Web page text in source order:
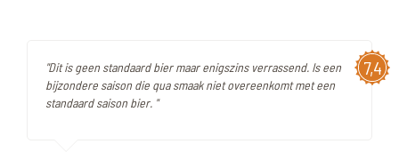
7,4
"Dit is geen standaard bier maar enigszins verrassend. Is een
bijzondere saison die qua smaak niet overeenkomt met een
standaard saison bier. "